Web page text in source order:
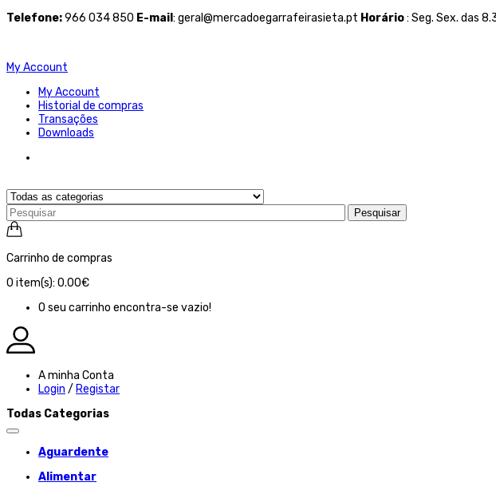
Telefone:966 034 850 E-mail : geral@mercadoegarrafeirasieta.pt Horário: Seg. Sex. das
My Account
My Account
Historial de compras
Transações
Downloads
Pesquisar
Carrinho de compras
0 item(s): 0.00€
O seu carrinho encontra-se vazio!
A minha Conta
Login / Registar
Todas Categorias
Aguardente
Alimentar